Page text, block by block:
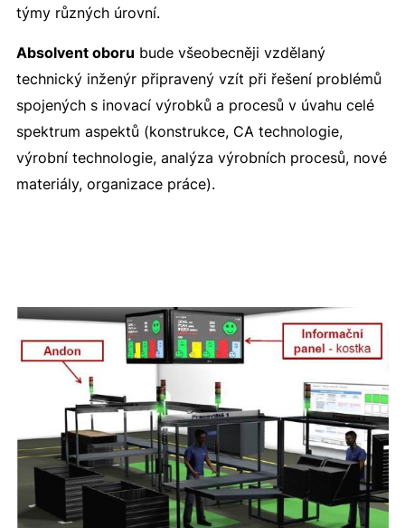
týmy různých úrovní.
Absolvent oboru bude všeobecněji vzdělaný
technický inženýr připravený vzít při řešení problémů
spojených s inovací výrobků a procesů v úvahu celé
spektrum aspektů (konstrukce, CA technologie,
výrobní technologie, analýza výrobních procesů, nové
materiály, organizace práce).